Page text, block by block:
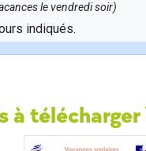
le vendredi soir)
indiqués.
à télécharger